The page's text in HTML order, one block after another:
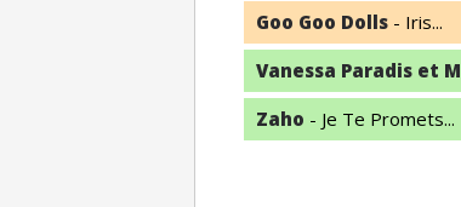
Goo Goo Dolls - Iris...
Vanessa Paradis et M
Zaho - Je Te Promets...